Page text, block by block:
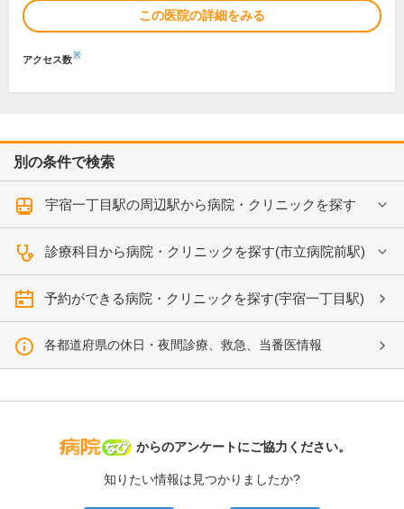
この医院の詳細をみる
アクセス数※
別の条件で検索
宇宿一丁目駅の周辺駅から病院・クリニックを探す
診療科目から病院・クリニックを探す(市立病院前駅)
予約ができる病院・クリニックを探す(宇宿一丁目駅)
各都道府県の休日・夜間診療、救急、当番医情報
病院なび
からのアンケートにご協力ください。
知りたい情報は見つかりましたか?